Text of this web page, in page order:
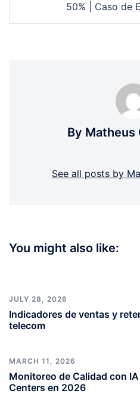
50% | Caso de
By Matheus
See all posts by
You might also like:
JULY 28, 2026
Indicadores de ventas y
telecom
MARCH 11, 2026
Monitoreo de Calidad con
Centers en 2026